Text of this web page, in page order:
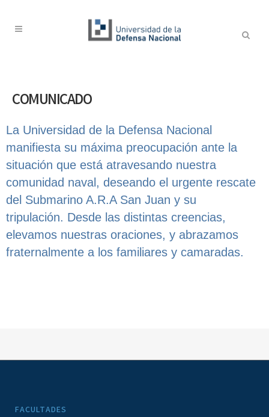
COMUNICADO
La Universidad de la Defensa Nacional
manifiesta su máxima preocupación ante la
situación que está atravesando nuestra
comunidad naval, deseando el urgente rescate
del Submarino A.R.A San Juan y su
tripulación. Desde las distintas creencias,
elevamos nuestras oraciones, y abrazamos
fraternalmente a los familiares y camaradas.
FACULTADES